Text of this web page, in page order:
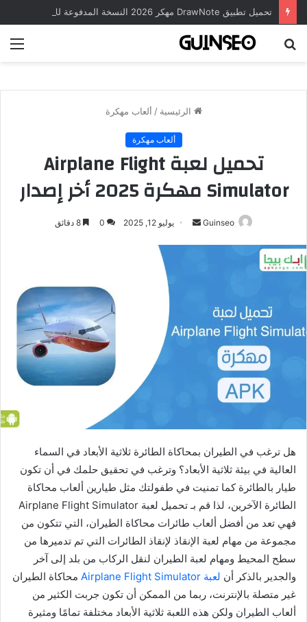
الرئيسية / ألعاب مهكرة
ألعاب مهكرة
تحميل لعبة Airplane Flight
Simulator مهكرة 2025 أخر إصدار
Guinseo
أرسل يوليو 12, 2025 0
هل ترغب في الطيران بمحاكاة الطائرة ثلاثية الأبعاد في السماء
العالية في بيئة ثلاثية الأبعاد؟ وترغب في تحقيق حلمك في أن تكون
طيار بالطائرة كما تمنيت في طفولتك مثل طيارين ألعاب محاكاة
الطائرة الآخرين، لذا قم بـ تحميل لعبة Airplane Flight Simulator
فهي تعد من أفضل ألعاب طائرات محاكاة الطيران، التي تتكون من
مجموعة من مهام لعبة الإنقاذ لإنقاذ الطائرات التي تم تدميرها من
سطح المحيط ومهام لعبة الطيران لنقل الركاب من بلد إلى آخر
والجدير بالذكر أن لعبة Airplane Flight Simulator
محاكاة الطيران
غير متصلة بالإنترنت، ربما من الممكن أن تكون جربت الكثير من
ألعاب الطيران ولكن هذه اللعبة ثلاثية الأبعاد مختلفة تمامًا ومثيرة